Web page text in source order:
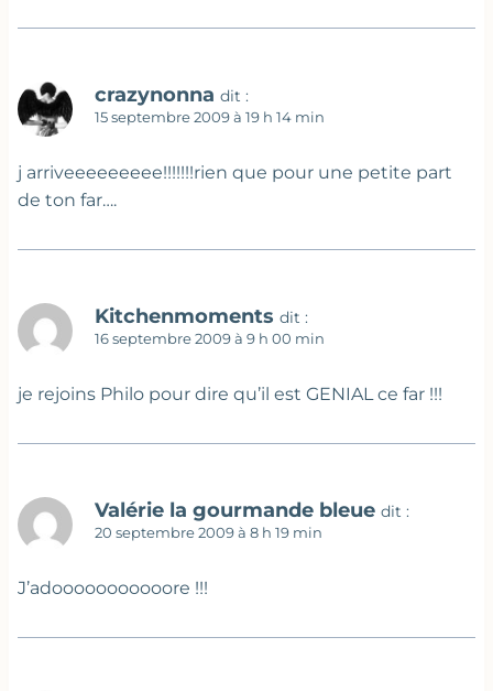
crazynonna dit :
15 septembre 2009 à 19 h 14 min
j arriveeeeeeeee!!!!!!!rien que pour une petite part
de ton far….
Kitchenmoments dit :
16 septembre 2009 à 9 h 00 min
je rejoins Philo pour dire qu’il est GENIAL ce far !!!
Valérie la gourmande bleue dit :
20 septembre 2009 à 8 h 19 min
J’adooooooooooore !!!